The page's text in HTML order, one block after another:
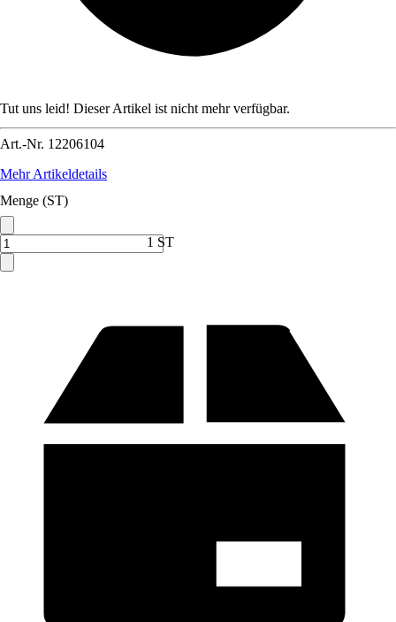
Tut uns leid! Dieser Artikel ist nicht mehr verfügbar.
Art.-Nr. 12206104
Mehr Artikeldetails
Menge (ST)
1 ST